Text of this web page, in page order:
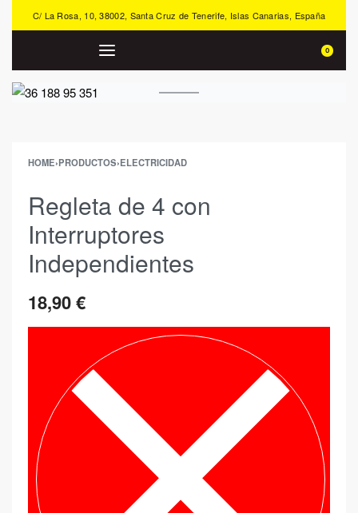
C/ La Rosa, 10, 38002, Santa Cruz de Tenerife, Islas Canarias, España
0
HOME›PRODUCTOS›ELECTRICIDAD
Regleta de 4 con
Interruptores
Independientes
18,90€